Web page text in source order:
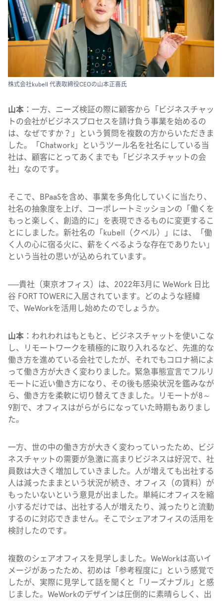
株式会社kubell 代表取締役CEOの山本正喜氏
山本 ：一方、ニーズ検証の際に顧客から「ビジネスチャッ
トの会社がビジネスプロセスを請け負う事業を始めるの
は、なぜですか？」という質問を複数の方からいただきま
した。「Chatwork」というツール名を社名にしている当
社は、顧客にとってあくまでも「ビジネスチャットの会
社」なのです。
そこで、BPaaSを含め、事業を多角化していくに当たり、
社名の抽象度を上げ、コーポレートミッションの「働くを
もっと楽しく、創造的に」を表現できるものに変更するこ
とにしました。新社名の「kubell（クベル）」には、「働
く人の心に宿る火に、薪をくべるような存在でありたい」
という当社の思いが込められています。
──貴社（東京オフィス）は、2022年3月に WeWork 日比
谷 FORT TOWERに入居されています。どのような経緯
で、WeWorkを活用し始めたのでしょうか。
山本 ：われわれはもともと、ビジネスチャットを使いこな
し、リモートワークを積極的に取り入れるなど、先進的な
働き方を進めている会社でしたが、それでもコロナ禍によ
って働き方が大きく変わりました。緊急事態宣言でフルリ
モートに近い働き方になり、その後も感染状況を鑑みなが
ら、働き方を柔軟に切り替えてきました。リモートが8～
9割で、オフィスはがらがらになっていた時期もありまし
た。
一方、世の中の働き方が大きく変わっていったため、ビジ
ネスチャットの需要が急激に高まりビジネスは好況で、社
員数は大きく増加していきました。人が増えても出社する
人は減ったままという状況が続き、オフィス（の賃料）が
もったいないという意見が出ました。単純にオフィスを縮
小するだけでは、出社する人が増えたり、減ったりと流動
するのに対応できません。そこでシェアオフィスの活用を
検討したのです。
複数のシェアオフィスを見学しました。WeWorkは高いイ
メージがあったため、初めは「参考程度に」という感覚で
したが、実際に見学して話を聞くと「リーズナブル」と感
じました。WeWorkのデザインは圧倒的に素晴らしく、出